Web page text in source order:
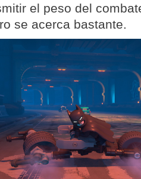
el peso del
se acerca bastante.